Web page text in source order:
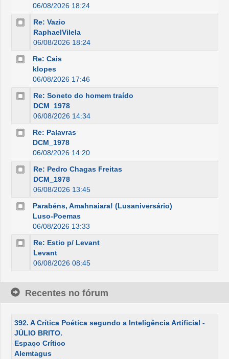
06/08/2026 18:24
Re: Vazio
RaphaelVilela
06/08/2026 18:24
Re: Cais
klopes
06/08/2026 17:46
Re: Soneto do homem traído
DCM_1978
06/08/2026 14:34
Re: Palavras
DCM_1978
06/08/2026 14:20
Re: Pedro Chagas Freitas
DCM_1978
06/08/2026 13:45
Parabéns, Amahnaiara! (Lusaniversário)
Luso-Poemas
06/08/2026 13:33
Re: Estio p/ Levant
Levant
06/08/2026 08:45
Recentes no fórum
392. A Crítica Poética segundo a Inteligência Artificial -
JÚLIO BRITO.
Espaço Crítico
Alemtagus